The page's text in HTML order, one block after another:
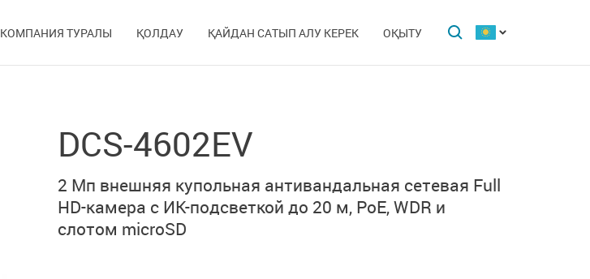
КОМПАНИЯ ТУРАЛЫ ҚОЛДАУ ҚАЙДАН САТЫП АЛУ КЕРЕК ОҚЫТУ
DCS-4602EV
2 Мп внешняя купольная антивандальная сетевая Full
HD-камера c ИК-подсветкой до 20 м, PoE, WDR и
слотом microSD